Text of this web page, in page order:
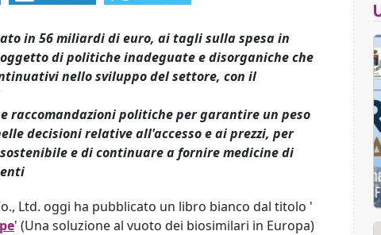
in 56 miliardi di euro, ai tagli sulla spesa in
di politiche inadeguate e disorganiche che
nello sviluppo del settore, con il
raccomandazioni politiche per garantire un peso
decisioni relative all'accesso e ai prezzi, per
e di continuare a fornire medicine di
Ltd. oggi ha pubblicato un libro bianco dal titolo '
' (Una soluzione al vuoto dei biosimilari in Europa)